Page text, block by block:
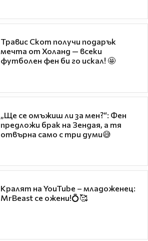
Травис Скот получи подарък
мечта от Холанд — всеки
футболен фен би го искал! 🤩
„Ще се омъжиш ли за мен?“: Фен
предложи брак на Зендая, а тя
отвърна само с три думи😅
Кралят на YouTube – младоженец:
MrBeast се ожени!💍🥰